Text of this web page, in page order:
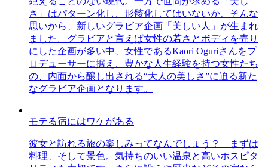
さ」はパターン化し、形骸化してはいないか、そんな
思いから、新しいグラビア企画「美しい人」が生まれ
ました。グラビアと言えば女性の若さとボディを売り
にした企画が多い中、女性であるKaori Oguriさんをプ
ロデューサーに据え、豊かな人生経験を持つ女性たち
の、内面から醸し出される“大人の美しさ”に迫る新た
なグラビア企画となります。
モテる宿にはワケがある
彼女と訪れる旅の楽しみってなんでしょう？ まずは
料理、そして景色。気持ちのいい温泉と高いホスピタ